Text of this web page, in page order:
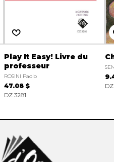
Play It Easy! Livre du
professeur
ROSINI Paolo
47.08 $
DZ 3281